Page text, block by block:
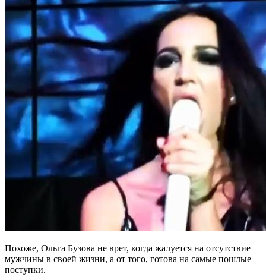
Похоже, Ольга Бузова не врет, когда жалуется на отсутствие
мужчины в своей жизни, а от того, готова на самые пошлые
поступки.